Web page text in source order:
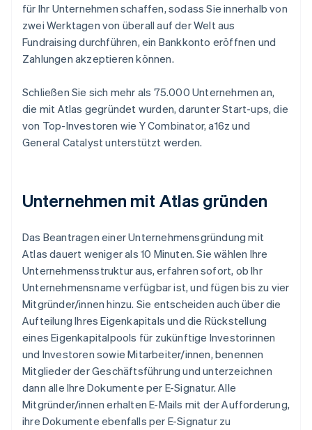
für Ihr Unternehmen schaffen, sodass Sie innerhalb von
zwei Werktagen von überall auf der Welt aus
Fundraising durchführen, ein Bankkonto eröffnen und
Zahlungen akzeptieren können.
Schließen Sie sich mehr als 75.000 Unternehmen an,
die mit Atlas gegründet wurden, darunter Start-ups, die
von Top-Investoren wie Y Combinator, a16z und
General Catalyst unterstützt werden.
Unternehmen mit Atlas gründen
Das Beantragen einer Unternehmensgründung mit
Atlas dauert weniger als 10 Minuten. Sie wählen Ihre
Unternehmensstruktur aus, erfahren sofort, ob Ihr
Unternehmensname verfügbar ist, und fügen bis zu vier
Mitgründer/innen hinzu. Sie entscheiden auch über die
Aufteilung Ihres Eigenkapitals und die Rückstellung
eines Eigenkapitalpools für zukünftige Investorinnen
und Investoren sowie Mitarbeiter/innen, benennen
Mitglieder der Geschäftsführung und unterzeichnen
dann alle Ihre Dokumente per E-Signatur. Alle
Mitgründer/innen erhalten E-Mails mit der Aufforderung,
ihre Dokumente ebenfalls per E-Signatur zu